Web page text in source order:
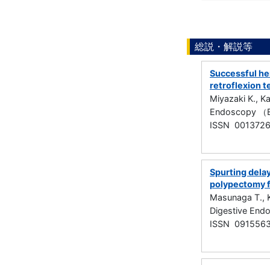
総説・解説等
Successful
retroflexion
Miyazaki K.,
Endoscopy
ISSN
Spurting
polypectomy
Masunaga T.,
Digestive
ISSN